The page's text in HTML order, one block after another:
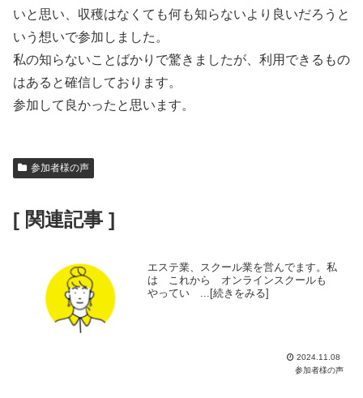
いと思い、収穫はなくても何も知らないより良いだろうと
いう想いで参加しました。
私の知らないことばかりで驚きましたが、利用できるもの
はあると確信しております。
参加して良かったと思います。
参加者様の声
[ 関連記事 ]
エステ業、スクール業を営んでます。私
は これから オンラインスクールも
やってい ...[続きをみる]
2024.11.08
参加者様の声